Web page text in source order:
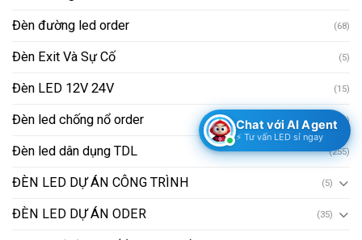
Đèn đường led order (68)
Đèn Exit Và Sự Cố (5)
Đèn LED 12V 24V (15)
Đèn led chống nổ order (54)
Đèn led dân dụng TDL (255)
ĐÈN LED DỰ ÁN CÔNG TRÌNH (5)
ĐÈN LED DỰ ÁN ODER (35)
Chat với AI Agent
⚡ Tư vấn LED sỉ ngay